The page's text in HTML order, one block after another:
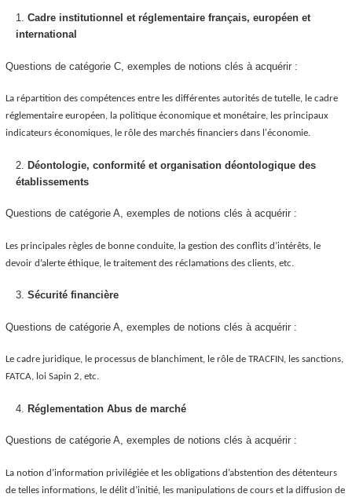
Cadre institutionnel et réglementaire français, européen et
international
Questions de catégorie C, exemples de notions clés à acquérir :
La répartition des compétences entre les différentes autorités de tutelle, le cadre
réglementaire européen, la politique économique et monétaire, les principaux
indicateurs économiques, le rôle des marchés financiers dans l'économie.
Déontologie, conformité et organisation déontologique des
établissements
Questions de catégorie A, exemples de notions clés à acquérir :
Les principales règles de bonne conduite, la gestion des conflits d’intérêts, le
devoir d’alerte éthique, le traitement des réclamations des clients, etc.
Sécurité financière
Questions de catégorie A, exemples de notions clés à acquérir :
Le cadre juridique, le processus de blanchiment, le rôle de TRACFIN, les sanctions,
FATCA, loi Sapin 2, etc.
Réglementation Abus de marché
Questions de catégorie A, exemples de notions clés à acquérir :
La notion d’information privilégiée et les obligations d’abstention des détenteurs
de telles informations, le délit d’initié, les manipulations de cours et la diffusion de